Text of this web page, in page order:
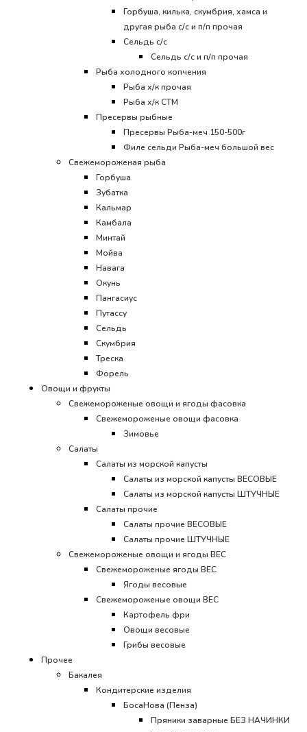
Горбуша, килька, скумбрия, хамса и
другая рыба с/с и п/п прочая
Сельдь с/с
Сельдь с/с и п/п прочая
Рыба холодного копчения
Рыба х/к прочая
Рыба х/к СТМ
Пресервы рыбные
Пресервы Рыба-меч 150-500г
Филе сельди Рыба-меч большой вес
Свежемороженая рыба
Горбуша
Зубатка
Кальмар
Камбала
Минтай
Мойва
Навага
Окунь
Пангасиус
Путассу
Сельдь
Скумбрия
Треска
Форель
Овощи и фрукты
Свежемороженые овощи и ягоды фасовка
Свежемороженые овощи фасовка
Зимовье
Салаты
Салаты из морской капусты
Салаты из морской капусты ВЕСОВЫЕ
Салаты из морской капусты ШТУЧНЫЕ
Салаты прочие
Салаты прочие ВЕСОВЫЕ
Салаты прочие ШТУЧНЫЕ
Свежемороженые овощи и ягоды ВЕС
Свежемороженые ягоды ВЕС
Ягоды весовые
Свежемороженые овощи ВЕС
Картофель фри
Овощи весовые
Грибы весовые
Прочее
Бакалея
Кондитерские изделия
БосаНова (Пенза)
Пряники заварные БЕЗ НАЧИНКИ